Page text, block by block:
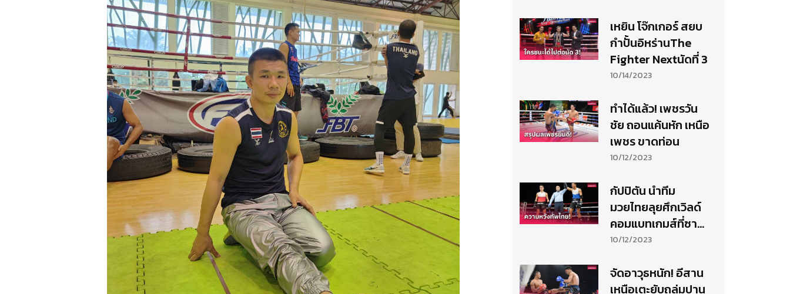
เหยิน โจ๊กเกอร์ สยบ
กำปั้นอิหร่านThe
Fighter Nextนัดที่ 3
10/14/2023
ทำได้แล้ว! เพชรวัน
ชัย ถอนแค้นหัก เหนือ
เพชร ขาดท่อน
10/12/2023
กัปปิตัน นำทีม
มวยไทยลุยศึกเวิลด์
คอมแบทเกมส์ที่ซา
อุฯ
10/12/2023
จัดอาวุธหนัก! อีสาน
เหนือเตะยับถล่มปาน